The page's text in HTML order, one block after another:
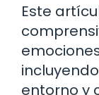
Este
entorno y